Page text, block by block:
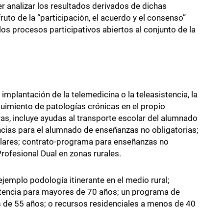
analizar los resultados derivados de dichas
de la “participación, el acuerdo y el consenso”
procesos participativos abiertos al conjunto de la
de la telemedicina o la teleasistencia, la
de patologías crónicas en el propio
incluye ayudas al transporte escolar del alumnado
para el alumnado de enseñanzas no obligatorias;
contrato-programa para enseñanzas no
Dual en zonas rurales.
podología itinerante en el medio rural;
para mayores de 70 años; un programa de
55 años; o recursos residenciales a menos de 40